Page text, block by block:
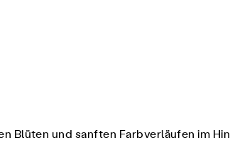
Blüten und sanften Farbverläufen im